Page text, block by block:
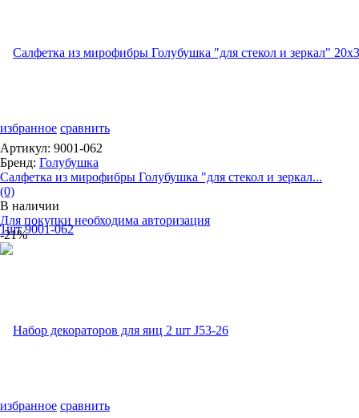
избранное сравнить
избранное сравнить
Артикул: 9001-062
Бренд: Голубушка
Салфетка из мирофибры Голубушка "для стекол и зеркал...
(0)
В наличии
Для покупки необходима авторизация
-21%